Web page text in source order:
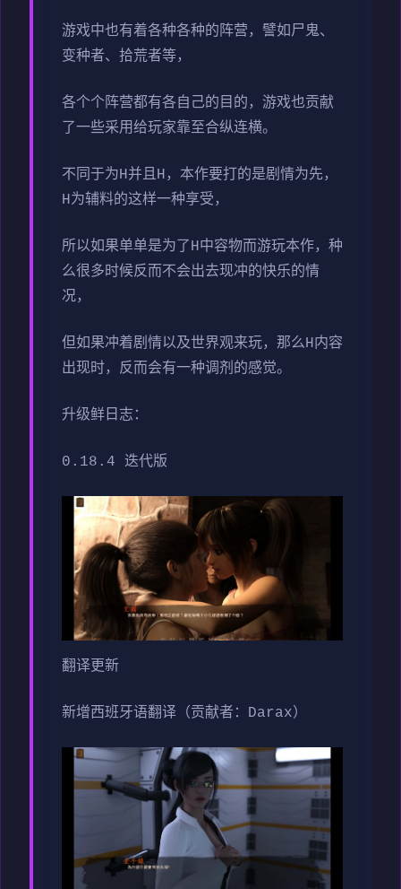
游戏中也有着各种各种的阵营，譬如尸鬼、
变种者、拾荒者等，
各个个阵营都有各自己的目的，游戏也贡献
了一些采用给玩家靠至合纵连横。
不同于为H并且H，本作要打的是剧情为先，
H为辅料的这样一种享受，
所以如果单单是为了H中容物而游玩本作，种
么很多时候反而不会出去现冲的快乐的情
况，
但如果冲着剧情以及世界观来玩，那么H内容
出现时，反而会有一种调剂的感觉。
升级鲜日志：
0.18.4 迭代版
翻译更新
新增西班牙语翻译（贡献者：Darax）